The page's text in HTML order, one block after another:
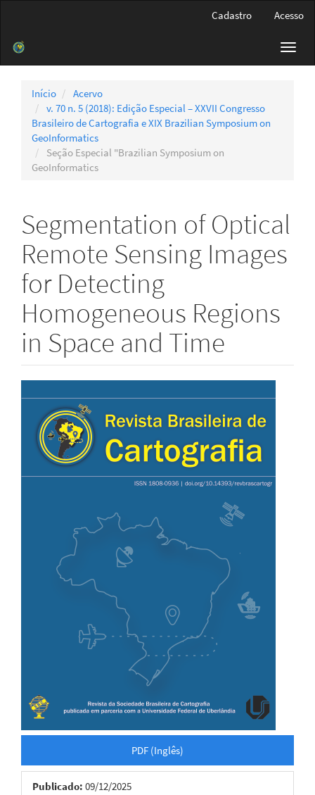
Barra
Cadastro Acesso
Início
Acervo
v. 70 n. 5 (2018): Edição Especial – XXVII Congresso
Brasileiro de Cartografia e XIX Brazilian Symposium on
GeoInformatics
Seção Especial "Brazilian Symposium on
GeoInformatics
Segmentation of Optical
Remote Sensing Images
for Detecting
Homogeneous Regions
in Space and Time
Barra
lateral
de
artigos
PDF (Inglês)
Publicado: 09/12/2025